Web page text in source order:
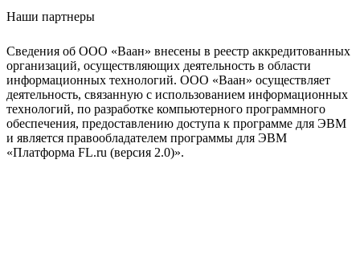
Наши партнеры
Сведения об ООО «Ваан» внесены в реестр аккредитованных
организаций, осуществляющих деятельность в области
информационных технологий. ООО «Ваан» осуществляет
деятельность, связанную с использованием информационных
технологий, по разработке компьютерного программного
обеспечения, предоставлению доступа к программе для ЭВМ
и является правообладателем программы для ЭВМ
«Платформа FL.ru (версия 2.0)».